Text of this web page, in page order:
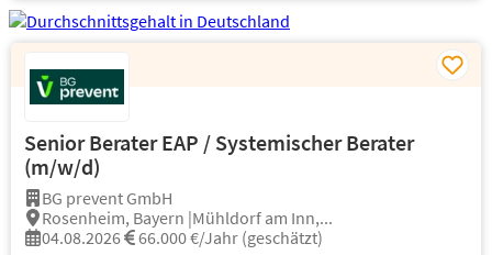
Senior Berater EAP / Systemischer Berater
(m/w/d)
BG prevent GmbH
Rosenheim, Bayern |Mühldorf am Inn,...
04.08.2026
66.000 €/Jahr (geschätzt)